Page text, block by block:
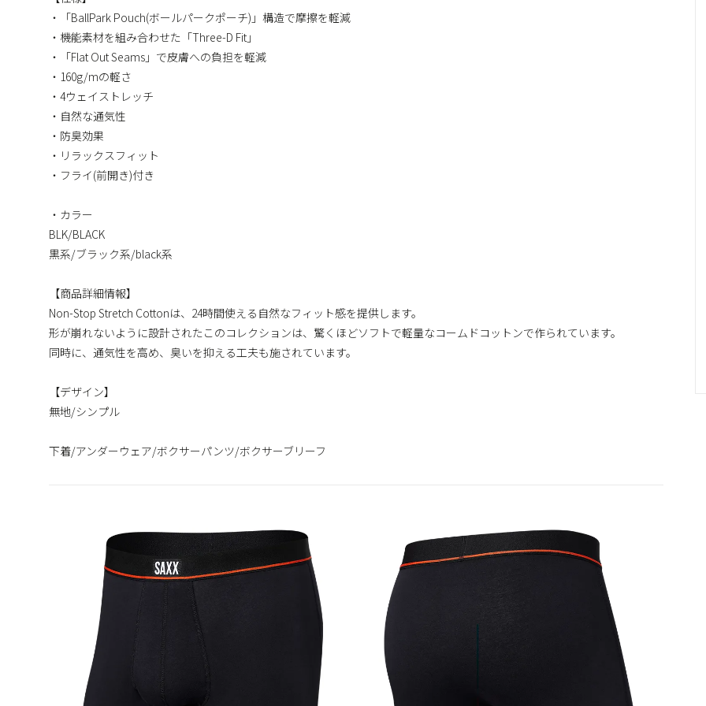
・「BallPark Pouch(ボールパークポーチ)」構造で摩擦を軽減
・機能素材を組み合わせた「Three-D Fit」
・「Flat Out Seams」で皮膚への負担を軽減
・160g/mの軽さ
・4ウェイストレッチ
・自然な通気性
・防臭効果
・リラックスフィット
・フライ(前開き)付き
・カラー
BLK/BLACK
黒系/ブラック系/black系
【商品詳細情報】
Non-Stop Stretch Cottonは、24時間使える自然なフィット感を提供します。
形が崩れないように設計されたこのコレクションは、驚くほどソフトで軽量なコームドコットンで作られています。
同時に、通気性を高め、臭いを抑える工夫も施されています。
【デザイン】
無地/シンプル
下着/アンダーウェア/ボクサーパンツ/ボクサーブリーフ